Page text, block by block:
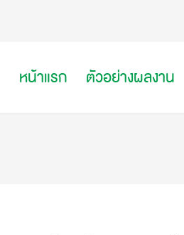
หน้าแรก ตัวอย่างผลงาน